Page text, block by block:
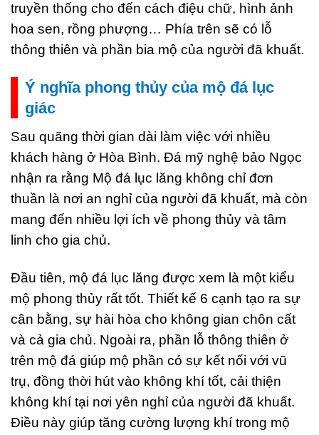
truyền thống cho đến cách điệu chữ, hình ảnh
hoa sen, rồng phượng… Phía trên sẽ có lỗ
thông thiên và phần bia mộ của người đã khuất.
Ý nghĩa phong thủy của mộ đá lục
giác
Sau quãng thời gian dài làm việc với nhiều
khách hàng ở Hòa Bình. Đá mỹ nghệ bảo Ngọc
nhận ra rằng Mộ đá lục lăng không chỉ đơn
thuần là nơi an nghỉ của người đã khuất, mà còn
mang đến nhiều lợi ích về phong thủy và tâm
linh cho gia chủ.
Đầu tiên, mộ đá lục lăng được xem là một kiểu
mộ phong thủy rất tốt. Thiết kế 6 cạnh tạo ra sự
cân bằng, sự hài hòa cho không gian chôn cất
và cả gia chủ. Ngoài ra, phần lỗ thông thiên ở
trên mộ đá giúp mộ phần có sự kết nối với vũ
trụ, đồng thời hút vào không khí tốt, cải thiện
không khí tại nơi yên nghỉ của người đã khuất.
Điều này giúp tăng cường lượng khí trong mộ